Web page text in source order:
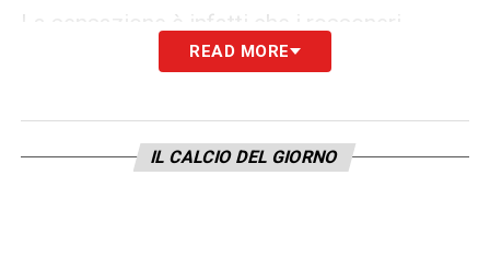
La sensazione è infatti che i rossoneri
cambieranno guida tecnica per ripartire con
capire se in queste ultime due giornate di
Serie Asi riuscirà a strappare un pass
READ MORE
IL CALCIO DEL GIORNO